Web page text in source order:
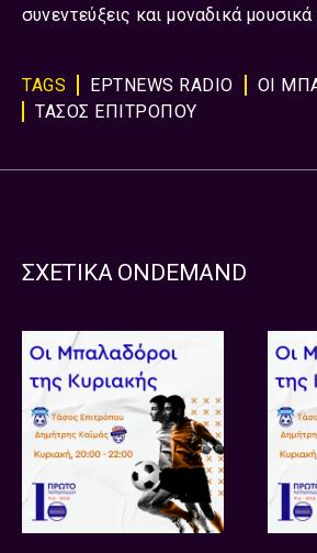
συνεντεύξεις και μοναδικά
TAGS ΕΡΤNEWS RADIO ΟΙ
ΤΑΣΟΣ ΕΠΙΤΡΟΠΟΥ
ΣΧΕΤΙΚΑ ONDEMAND